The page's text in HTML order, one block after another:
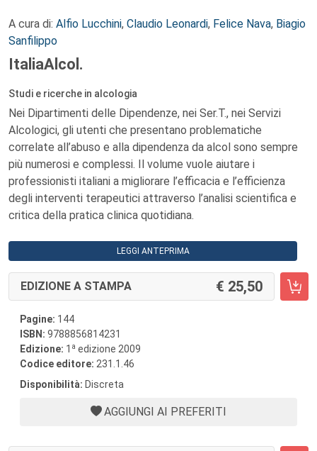
A cura di: Alfio Lucchini, Claudio Leonardi, Felice Nava, Biagio
Sanfilippo
ItaliaAlcol.
Studi e ricerche in alcologia
Nei Dipartimenti delle Dipendenze, nei Ser.T., nei Servizi
Alcologici, gli utenti che presentano problematiche
correlate all’abuso e alla dipendenza da alcol sono sempre
più numerosi e complessi. Il volume vuole aiutare i
professionisti italiani a migliorare l’efficacia e l’efficienza
degli interventi terapeutici attraverso l’analisi scientifica e
critica della pratica clinica quotidiana.
LEGGI ANTEPRIMA
EDIZIONE A STAMPA 25,50
Pagine: 144
ISBN: 9788856814231
Edizione: 1 a edizione 2009
Codice editore: 231.1.46
Disponibilità: Discreta
AGGIUNGI AI PREFERITI